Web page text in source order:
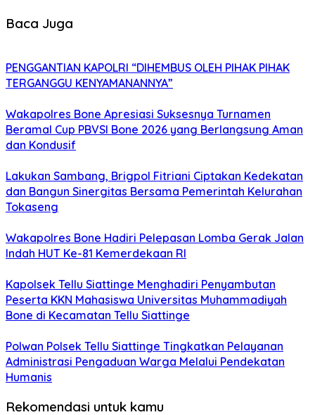
Baca Juga
PENGGANTIAN KAPOLRI “DIHEMBUS OLEH PIHAK PIHAK
TERGANGGU KENYAMANANNYA”
Wakapolres Bone Apresiasi Suksesnya Turnamen
Beramal Cup PBVSI Bone 2026 yang Berlangsung Aman
dan Kondusif
Lakukan Sambang, Brigpol Fitriani Ciptakan Kedekatan
dan Bangun Sinergitas Bersama Pemerintah Kelurahan
Tokaseng
Wakapolres Bone Hadiri Pelepasan Lomba Gerak Jalan
Indah HUT Ke-81 Kemerdekaan RI
Kapolsek Tellu Siattinge Menghadiri Penyambutan
Peserta KKN Mahasiswa Universitas Muhammadiyah
Bone di Kecamatan Tellu Siattinge
Polwan Polsek Tellu Siattinge Tingkatkan Pelayanan
Administrasi Pengaduan Warga Melalui Pendekatan
Humanis
Rekomendasi untuk kamu